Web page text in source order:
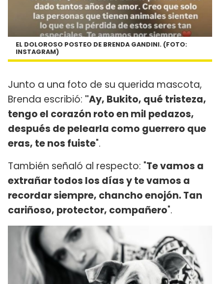
EL DOLOROSO POSTEO DE BRENDA GANDINI. (FOTO:
INSTAGRAM)
Junto a una foto de su querida mascota,
Brenda escribió: "Ay, Bukito, qué tristeza,
tengo el corazón roto en mil pedazos,
después de pelearla como guerrero que
eras, te nos fuiste".
También señaló al respecto: "Te vamos a
extrañar todos los días y te vamos a
recordar siempre, chancho enojón. Tan
cariñoso, protector, compañero".